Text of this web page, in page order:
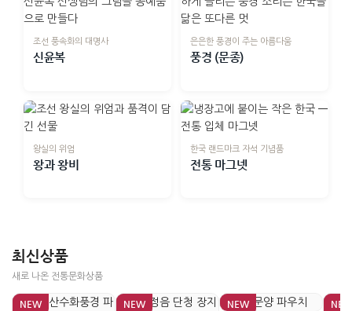
조선 풍속화의 대명사
신윤복
은은한 풍경이 주는 아름다움
풍경 (문종)
왕실의 위엄
왕과 왕비
한국 랜드마크 자석 기념품
전통 마그넷
최신상품
새로 나온 전통문화상품
NEW NEW NEW NEW